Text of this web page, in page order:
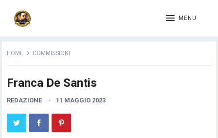
MENU
HOME COMMISSIONI
Franca De Santis
REDAZIONE 11 MAGGIO 2023